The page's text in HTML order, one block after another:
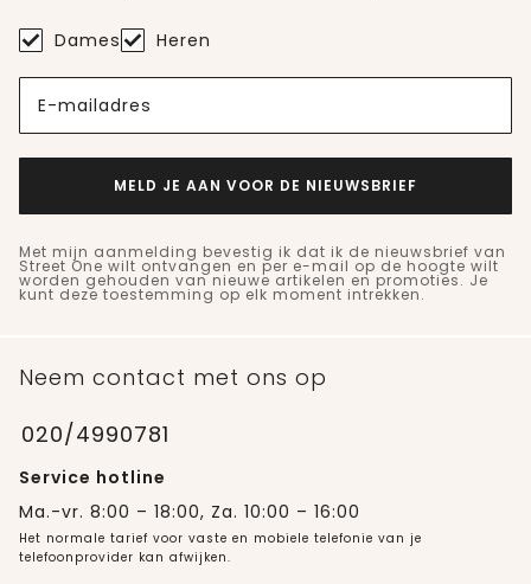
Dames Heren
E-mailadres
MELD JE AAN VOOR DE NIEUWSBRIEF
Met mijn aanmelding bevestig ik dat ik de nieuwsbrief van
Street One wilt ontvangen en per e-mail op de hoogte wilt
worden gehouden van nieuwe artikelen en promoties. Je
kunt deze toestemming op elk moment intrekken.
Neem contact met ons op
020/4990781
Service hotline
Ma.-vr. 8:00 – 18:00, Za. 10:00 – 16:00
Het normale tarief voor vaste en mobiele telefonie van je
telefoonprovider kan afwijken.